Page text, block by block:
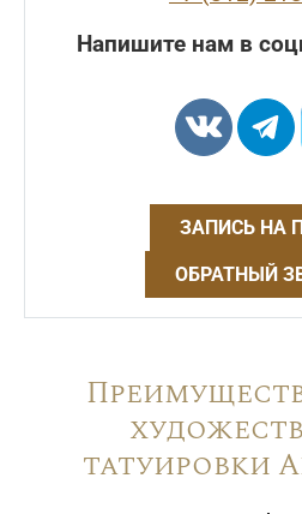
Напишите нам в
ЗАПИСЬ НА
ОБРАТНЫЙ
татуировки